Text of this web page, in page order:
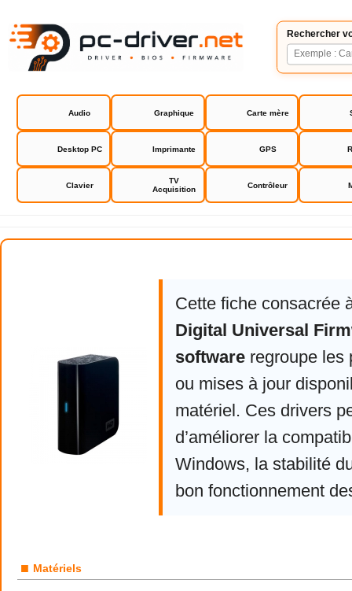
Rechercher
Audio Graphique Carte mère
Desktop PC Imprimante GPS
Clavier
TV
Acquisition
Contrôleur
Western Digital Universal
Cette fiche consacrée
Digital Universal
software regroupe les
ou mises à jour
matériel. Ces drivers
d’améliorer la
Windows, la stabilité
bon fonctionnement
■ Matériels